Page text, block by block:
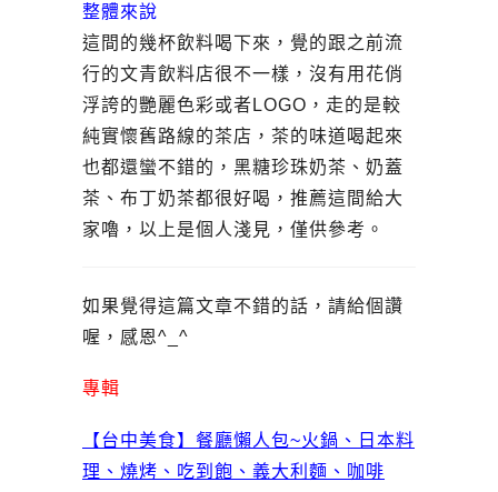
整體來說
這間的幾杯飲料喝下來，覺的跟之前流
行的文青飲料店很不一樣，沒有用花俏
浮誇的艷麗色彩或者LOGO，走的是較
純實懷舊路線的茶店，茶的味道喝起來
也都還蠻不錯的，黑糖珍珠奶茶、奶蓋
茶、布丁奶茶都很好喝，推薦這間給大
家嚕，以上是個人淺見，僅供參考。
如果覺得這篇文章不錯的話，請給個讚
喔，感恩^_^
專輯
【台中美食】餐廳懶人包~火鍋、日本料
理、燒烤、吃到飽、義大利麵、咖啡